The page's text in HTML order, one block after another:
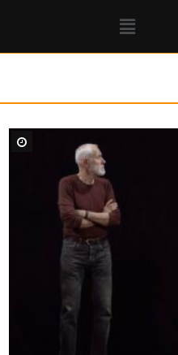
Regarder plus tard